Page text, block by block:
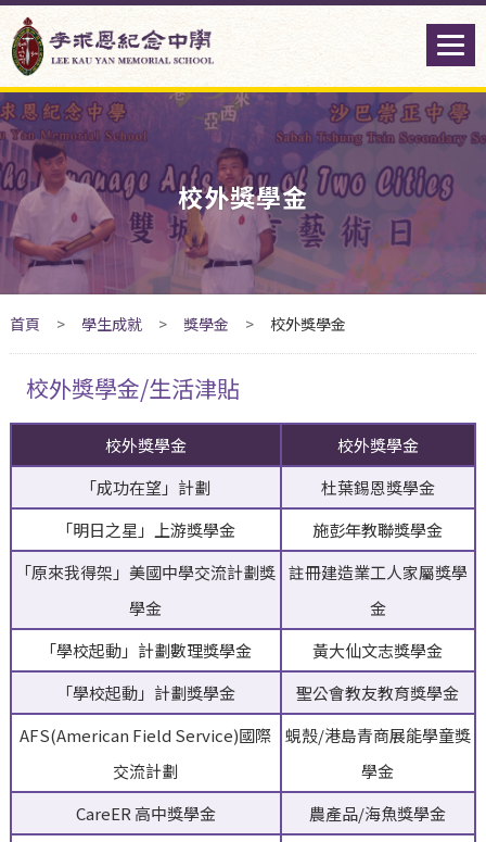
校外獎學金
首頁 > 學生成就 > 獎學金 > 校外獎學金
校外獎學金/生活津貼
校外獎學金
校外獎學金
「成功在望」計劃
杜葉錫恩獎學金
「明日之星」上游獎學金
施彭年教聯獎學金
「原來我得架」美國中學交流計劃獎
學金
註冊建造業工人家屬獎學
金
「學校起動」計劃數理獎學金
黃大仙文志獎學金
「學校起動」計劃獎學金
聖公會教友教育獎學金
AFS(American Field Service)國際
交流計劃
蜆殼/港島青商展能學童獎
學金
CareER 高中獎學金
農產品/海魚獎學金